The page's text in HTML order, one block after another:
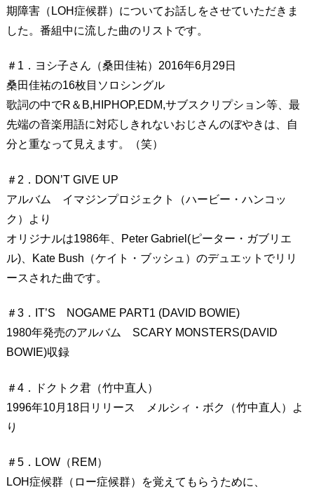
期障害（LOH症候群）についてお話しをさせていただきま
した。番組中に流した曲のリストです。
＃1．ヨシ子さん（桑田佳祐）2016年6月29日
桑田佳祐の16枚目ソロシングル
歌詞の中でR＆B,HIPHOP,EDM,サブスクリプション等、最
先端の音楽用語に対応しきれないおじさんのぼやきは、自
分と重なって見えます。（笑）
＃2．DON’T GIVE UP
アルバム イマジンプロジェクト（ハービー・ハンコッ
ク）より
オリジナルは1986年、Peter Gabriel(ピーター・ガブリエ
ル)、Kate Bush（ケイト・ブッシュ）のデュエットでリリ
ースされた曲です。
＃3．IT’S NOGAME PART1 (DAVID BOWIE)
1980年発売のアルバム SCARY MONSTERS(DAVID
BOWIE)収録
＃4．ドクトク君（竹中直人）
1996年10月18日リリース メルシィ・ボク（竹中直人）よ
り
＃5．LOW（REM）
LOH症候群（ロー症候群）を覚えてもらうために、